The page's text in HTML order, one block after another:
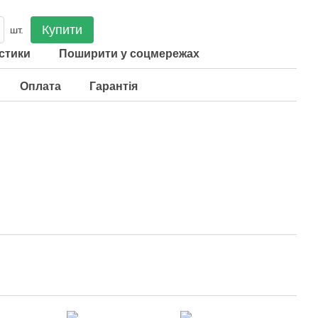
шт. Купити
Поширити у соцмережах
Оплата Гарантія